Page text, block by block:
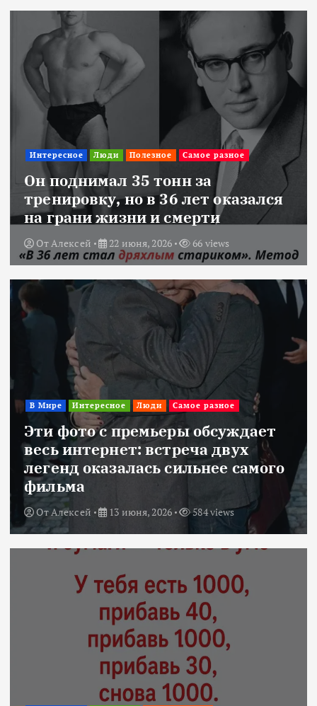
Интересное Люди Полезное Самое разное
Он поднимал 35 тонн за
тренировку, но в 36 лет оказался
на грани жизни и смерти
ОтАлексей 22 июня, 2026 66 views
В Мире Интересное Люди Самое разное
Эти фото с премьеры обсуждает
весь интернет: встреча двух
легенд оказалась сильнее самого
фильма
ОтАлексей 13 июня, 2026 584 views